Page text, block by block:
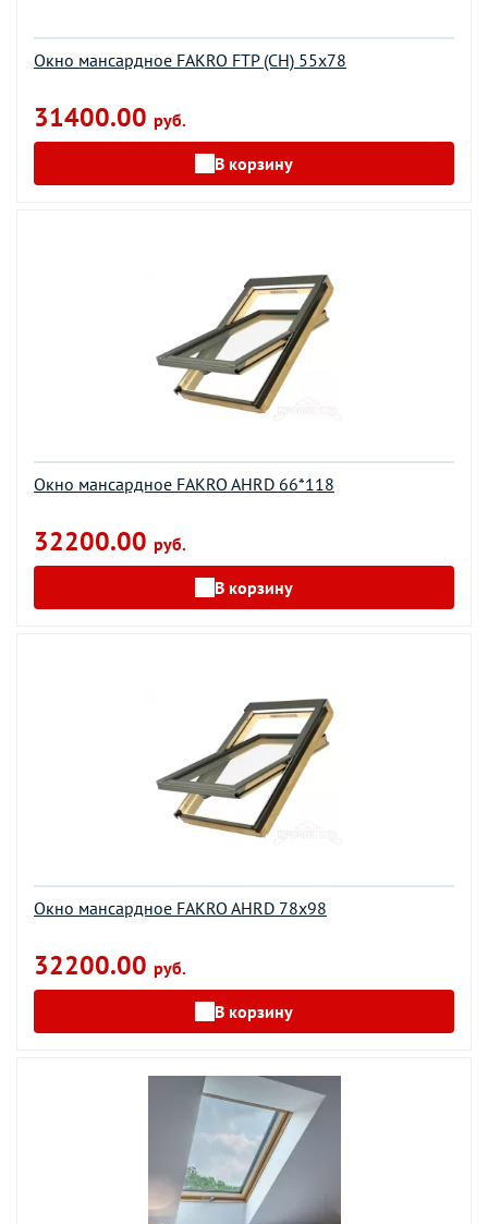
Окно мансардное FAKRO FTP (CH) 55х78
31400.00 руб.
В корзину
Окно мансардное FAKRO AHRD 66*118
32200.00 руб.
В корзину
Окно мансардное FAKRO AHRD 78х98
32200.00 руб.
В корзину